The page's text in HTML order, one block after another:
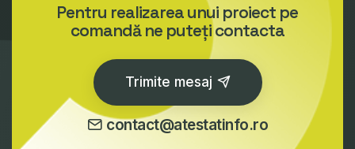
Pentru realizarea unui proiect pe
comandă ne puteți contacta
Trimite mesaj
contact@atestatinfo.ro